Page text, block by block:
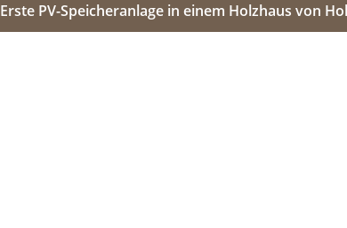
Erste PV-Speicheranlage in einem Holzhaus von